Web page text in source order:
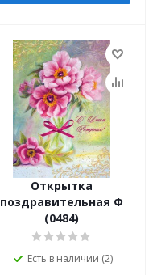
Открытка
поздравительная Ф
(0484)
Есть в наличии (2)